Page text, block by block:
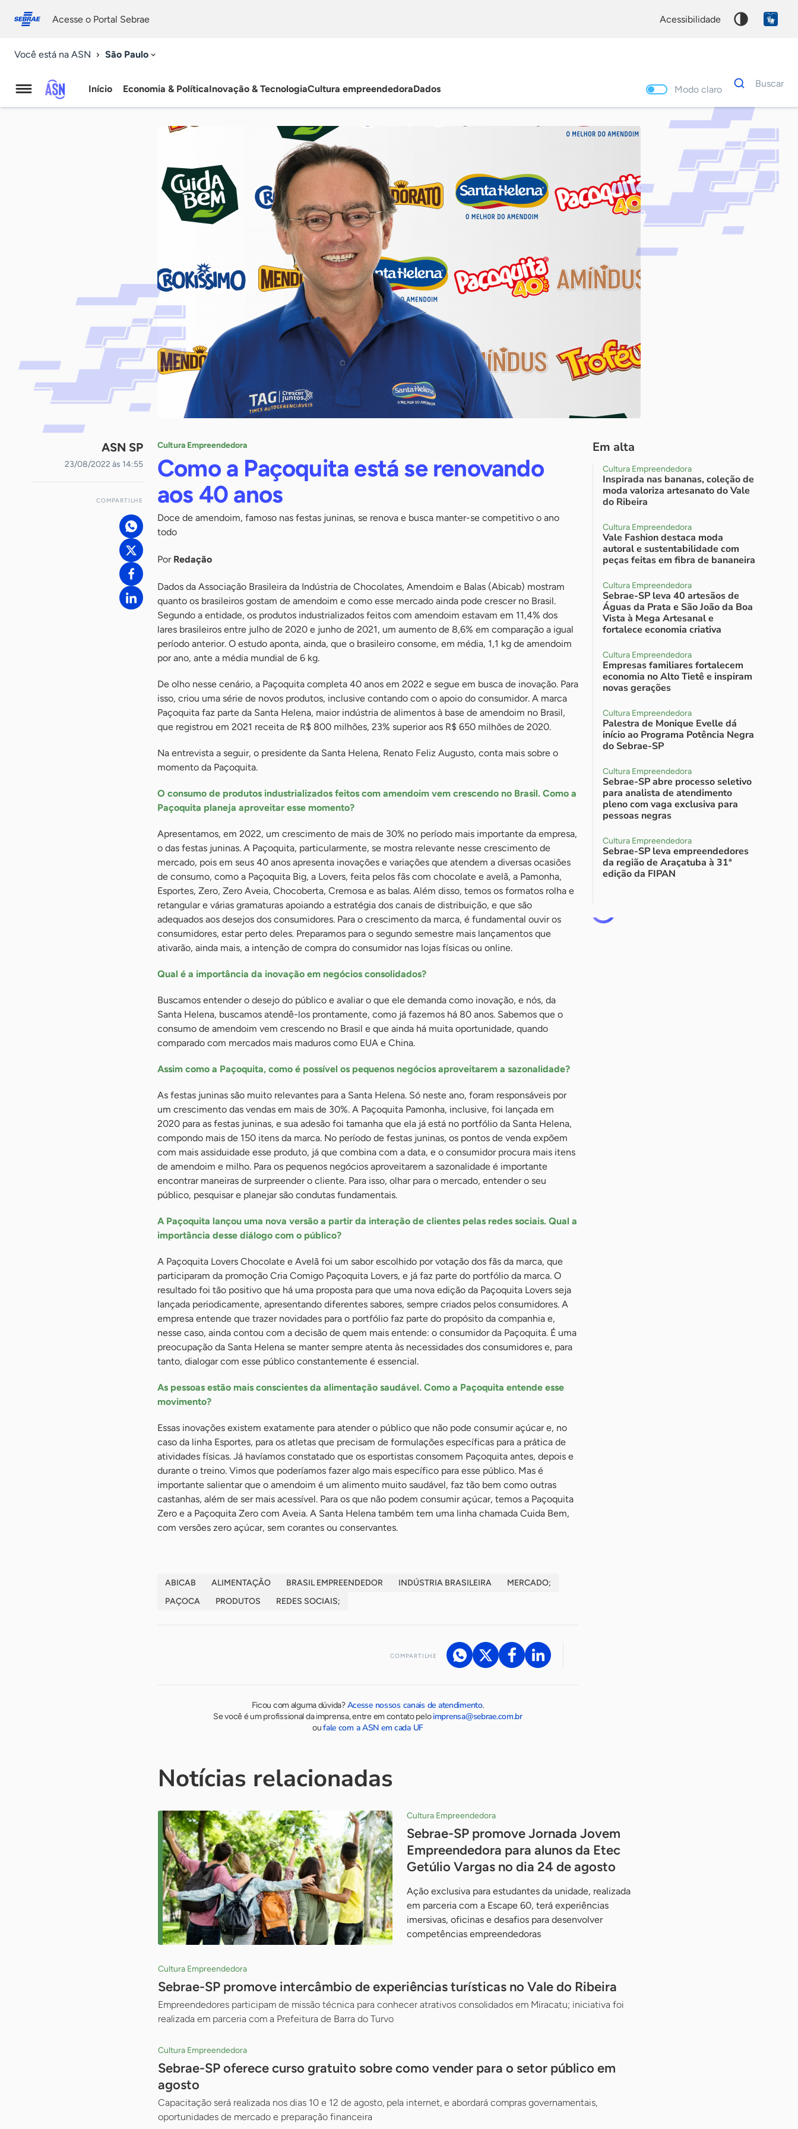
conosco
Acesse o Portal Sebrae acessibilidade
Você está na ASN São Paulo
Agência
Início Economia & PolíticaInovação & TecnologiaCultura empreendedoraDados Modo claro
Dados
para
Buscar
Palavra
chave
ASN SP
23/08/2022 às 14:55
COMPARTILHE
Cultura Empreendedora
Como a Paçoquita está se renovando
aos 40 anos
Doce de amendoim, famoso nas festas juninas, se renova e busca manter-se competitivo o ano
todo
Por Redação
Dados da Associação Brasileira da Indústria de Chocolates, Amendoim e Balas (Abicab) mostram
quanto os brasileiros gostam de amendoim e como esse mercado ainda pode crescer no Brasil.
Segundo a entidade, os produtos industrializados feitos com amendoim estavam em 11,4% dos
lares brasileiros entre julho de 2020 e junho de 2021, um aumento de 8,6% em comparação a igual
período anterior. O estudo aponta, ainda, que o brasileiro consome, em média, 1,1 kg de amendoim
por ano, ante a média mundial de 6 kg.
De olho nesse cenário, a Paçoquita completa 40 anos em 2022 e segue em busca de inovação. Para
isso, criou uma série de novos produtos, inclusive contando com o apoio do consumidor. A marca
Paçoquita faz parte da Santa Helena, maior indústria de alimentos à base de amendoim no Brasil,
que registrou em 2021 receita de R$ 800 milhões, 23% superior aos R$ 650 milhões de 2020.
Na entrevista a seguir, o presidente da Santa Helena, Renato Feliz Augusto, conta mais sobre o
momento da Paçoquita.
O consumo de produtos industrializados feitos com amendoim vem crescendo no Brasil. Como a
Paçoquita planeja aproveitar esse momento?
Apresentamos, em 2022, um crescimento de mais de 30% no período mais importante da empresa,
o das festas juninas. A Paçoquita, particularmente, se mostra relevante nesse crescimento de
mercado, pois em seus 40 anos apresenta inovações e variações que atendem a diversas ocasiões
de consumo, como a Paçoquita Big, a Lovers, feita pelos fãs com chocolate e avelã, a Pamonha,
Esportes, Zero, Zero Aveia, Chocoberta, Cremosa e as balas. Além disso, temos os formatos rolha e
retangular e várias gramaturas apoiando a estratégia dos canais de distribuição, e que são
adequados aos desejos dos consumidores. Para o crescimento da marca, é fundamental ouvir os
consumidores, estar perto deles. Preparamos para o segundo semestre mais lançamentos que
ativarão, ainda mais, a intenção de compra do consumidor nas lojas físicas ou online.
Qual é a importância da inovação em negócios consolidados?
Buscamos entender o desejo do público e avaliar o que ele demanda como inovação, e nós, da
Santa Helena, buscamos atendê-los prontamente, como já fazemos há 80 anos. Sabemos que o
consumo de amendoim vem crescendo no Brasil e que ainda há muita oportunidade, quando
comparado com mercados mais maduros como EUA e China.
Assim como a Paçoquita, como é possível os pequenos negócios aproveitarem a sazonalidade?
As festas juninas são muito relevantes para a Santa Helena. Só neste ano, foram responsáveis por
um crescimento das vendas em mais de 30%. A Paçoquita Pamonha, inclusive, foi lançada em
2020 para as festas juninas, e sua adesão foi tamanha que ela já está no portfólio da Santa Helena,
compondo mais de 150 itens da marca. No período de festas juninas, os pontos de venda expõem
com mais assiduidade esse produto, já que combina com a data, e o consumidor procura mais itens
de amendoim e milho. Para os pequenos negócios aproveitarem a sazonalidade é importante
encontrar maneiras de surpreender o cliente. Para isso, olhar para o mercado, entender o seu
público, pesquisar e planejar são condutas fundamentais.
A Paçoquita lançou uma nova versão a partir da interação de clientes pelas redes sociais. Qual a
importância desse diálogo com o público?
A Paçoquita Lovers Chocolate e Avelã foi um sabor escolhido por votação dos fãs da marca, que
participaram da promoção Cria Comigo Paçoquita Lovers, e já faz parte do portfólio da marca. O
resultado foi tão positivo que há uma proposta para que uma nova edição da Paçoquita Lovers seja
lançada periodicamente, apresentando diferentes sabores, sempre criados pelos consumidores. A
empresa entende que trazer novidades para o portfólio faz parte do propósito da companhia e,
nesse caso, ainda contou com a decisão de quem mais entende: o consumidor da Paçoquita. É uma
preocupação da Santa Helena se manter sempre atenta às necessidades dos consumidores e, para
tanto, dialogar com esse público constantemente é essencial.
As pessoas estão mais conscientes da alimentação saudável. Como a Paçoquita entende esse
movimento?
Essas inovações existem exatamente para atender o público que não pode consumir açúcar e, no
caso da linha Esportes, para os atletas que precisam de formulações específicas para a prática de
atividades físicas. Já havíamos constatado que os esportistas consomem Paçoquita antes, depois e
durante o treino. Vimos que poderíamos fazer algo mais específico para esse público. Mas é
importante salientar que o amendoim é um alimento muito saudável, faz tão bem como outras
castanhas, além de ser mais acessível. Para os que não podem consumir açúcar, temos a Paçoquita
Zero e a Paçoquita Zero com Aveia. A Santa Helena também tem uma linha chamada Cuida Bem,
com versões zero açúcar, sem corantes ou conservantes.
ABICAB ALIMENTAÇÃO BRASIL EMPREENDEDOR INDÚSTRIA BRASILEIRA
MERCADO;
PAÇOCA
PRODUTOS REDES SOCIAIS;
COMPARTILHE
Ficou com alguma dúvida?Acesse nossos canais de atendimento.
Se você é um profissional da imprensa, entre em contato peloimprensa@sebrae.com.br
oufale com a ASN em cada UF
Em alta
Cultura Empreendedora
Inspirada nas bananas, coleção de
moda valoriza artesanato do Vale
do Ribeira
Cultura Empreendedora
Vale Fashion destaca moda
autoral e sustentabilidade com
peças feitas em fibra de bananeira
Cultura Empreendedora
Sebrae-SP leva 40 artesãos de
Águas da Prata e São João da Boa
Vista à Mega Artesanal e
fortalece economia criativa
Cultura Empreendedora
Empresas familiares fortalecem
economia no Alto Tietê e inspiram
novas gerações
Cultura Empreendedora
Palestra de Monique Evelle dá
início ao Programa Potência Negra
do Sebrae-SP
Cultura Empreendedora
Sebrae-SP abre processo seletivo
para analista de atendimento
pleno com vaga exclusiva para
pessoas negras
Cultura Empreendedora
Sebrae-SP leva empreendedores
da região de Araçatuba à 31ª
edição da FIPAN
Notícias relacionadas
Cultura Empreendedora
Sebrae-SP promove Jornada Jovem
Empreendedora para alunos da Etec
Getúlio Vargas no dia 24 de agosto
Ação exclusiva para estudantes da unidade, realizada
em parceria com a Escape 60, terá experiências
imersivas, oficinas e desafios para desenvolver
competências empreendedoras
Cultura Empreendedora
Sebrae-SP promove intercâmbio de experiências turísticas no Vale do Ribeira
Empreendedores participam de missão técnica para conhecer atrativos consolidados em Miracatu; iniciativa foi
realizada em parceria com a Prefeitura de Barra do Turvo
Cultura Empreendedora
Sebrae-SP oferece curso gratuito sobre como vender para o setor público em
agosto
Capacitação será realizada nos dias 10 e 12 de agosto, pela internet, e abordará compras governamentais,
oportunidades de mercado e preparação financeira